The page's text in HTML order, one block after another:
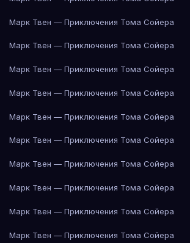
Марк Твен — Приключения Тома Сойера
Марк Твен — Приключения Тома Сойера
Марк Твен — Приключения Тома Сойера
Марк Твен — Приключения Тома Сойера
Марк Твен — Приключения Тома Сойера
Марк Твен — Приключения Тома Сойера
Марк Твен — Приключения Тома Сойера
Марк Твен — Приключения Тома Сойера
Марк Твен — Приключения Тома Сойера
Марк Твен — Приключения Тома Сойера